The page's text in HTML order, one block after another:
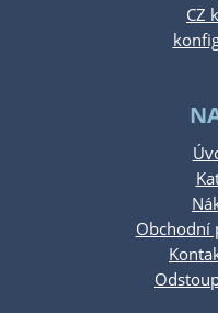
CZ
Obchodní